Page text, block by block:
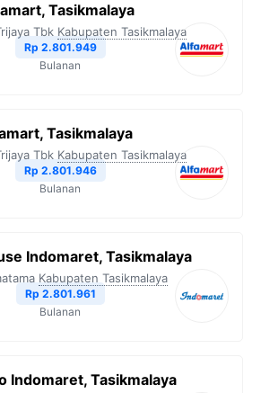
Tasikmalaya
Tbk Kabupaten Tasikmalaya
Rp 2.801.949
Bulanan
Tasikmalaya
Tbk Kabupaten Tasikmalaya
Rp 2.801.946
Bulanan
Indomaret, Tasikmalaya
Kabupaten Tasikmalaya
Rp 2.801.961
Bulanan
Indomaret, Tasikmalaya